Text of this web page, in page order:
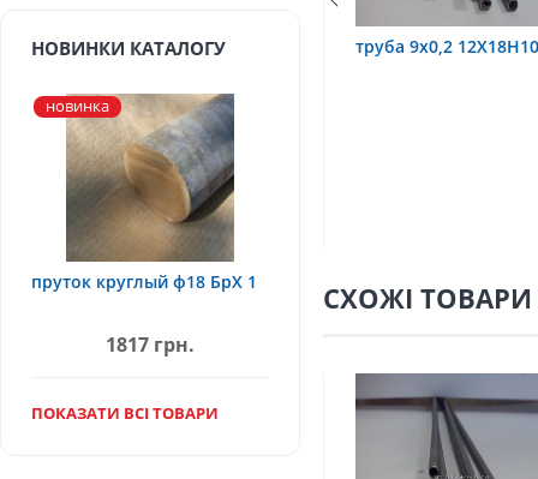
12Х18Н10Т труба 9х0,2 12Х18Н10Т труба
СХОЖІ ТОВАРИ
НОВИНКИ КАТАЛОГУ
новинка
пруток круглый ф18 БрХ 1
1817 грн.
ПОКАЗАТИ ВСІ ТОВАРИ